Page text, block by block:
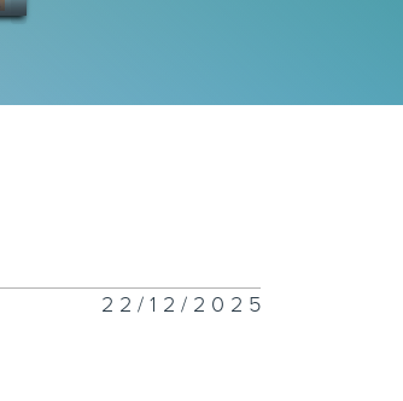
22/12/2025